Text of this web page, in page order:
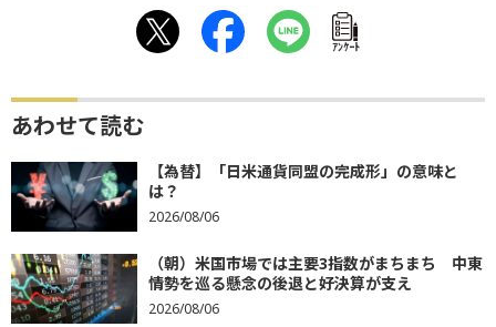
ｱﾝｹｰﾄ
あわせて読む
【為替】「日米通貨同盟の完成形」の意味と
は？
2026/08/06
（朝）米国市場では主要3指数がまちまち 中東
情勢を巡る懸念の後退と好決算が支え
2026/08/06